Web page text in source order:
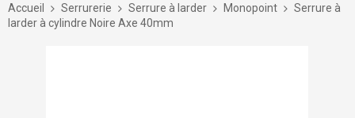
contenu
Accueil Serrurerie Serrure à larder Monopoint
Serrure à
larder à cylindre Noire Axe 40mm